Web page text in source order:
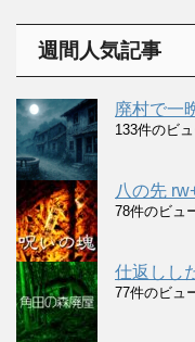
週間人気記事
廃村で一
133件のビ
八の先
78件のビュ
仕返しし
77件のビュ